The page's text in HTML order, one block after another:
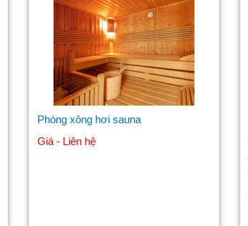
Phòng xông hơi sauna
Giá - Liên hệ